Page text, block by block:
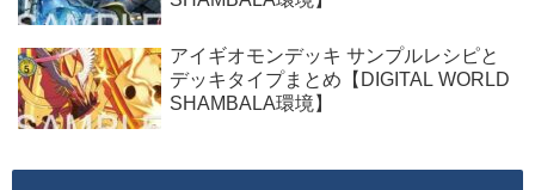
アイギオモンデッキ サンプルレシピと
デッキタイプまとめ【DIGITAL WORLD
SHAMBALA環境】